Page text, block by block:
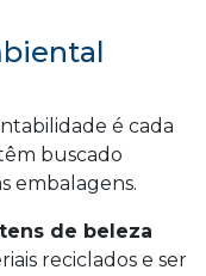
é cada
buscado
embalagens.
de beleza
reciclados e ser